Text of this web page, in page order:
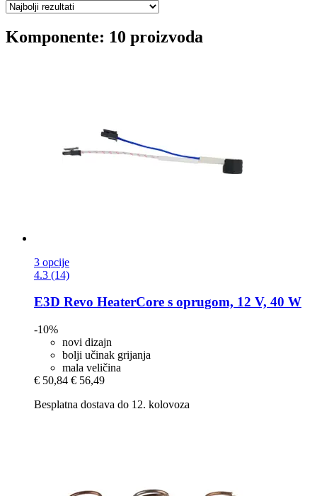
Komponente: 10 proizvoda
3 opcije
4.3 (14)
E3D Revo HeaterCore s oprugom, 12 V, 40 W
-10%
novi dizajn
bolji učinak grijanja
mala veličina
€ 50,84 € 56,49
Besplatna dostava do 12. kolovoza